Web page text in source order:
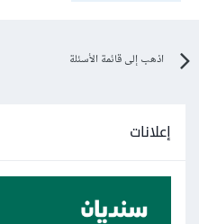
اذهب إلى قائمة الأسئلة
إعلانات